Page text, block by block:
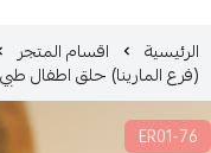
الرئيسية اقسام المتجر
(فرع المارينا) حلق اطفال طبي
ER01-76